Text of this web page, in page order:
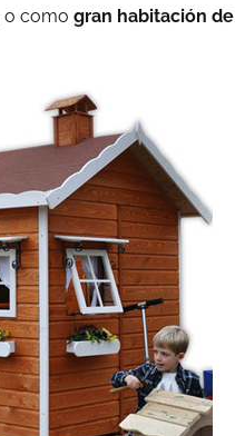
o como gran habitación de